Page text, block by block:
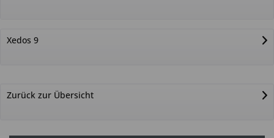
Xedos 9
Zurück zur Übersicht